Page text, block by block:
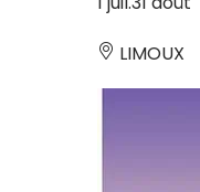
LIMOUX